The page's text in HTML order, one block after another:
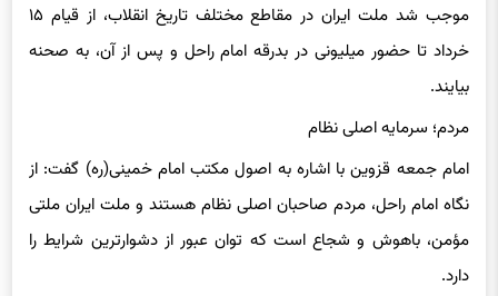
موجب شد ملت ایران در مقاطع مختلف تاریخ انقلاب، از قیام ۱۵
خرداد تا حضور میلیونی در بدرقه امام راحل و پس از آن، به صحنه
بیایند.
مردم؛ سرمایه اصلی نظام
امام جمعه قزوین با اشاره به اصول مکتب امام خمینی(ره) گفت: از
نگاه امام راحل، مردم صاحبان اصلی نظام هستند و ملت ایران ملتی
مؤمن، باهوش و شجاع است که توان عبور از دشوارترین شرایط را
دارد.